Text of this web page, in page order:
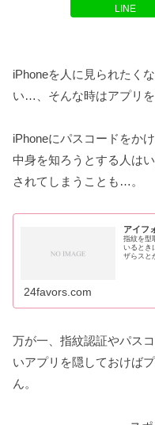
LINE
iPhoneを人に見られたく
い…、そんな時はアプリ
iPhoneにパスコードをか
中身を知ろうとする人は
されてしまうことも…。
アイフ
指紋を型
いるとき
ザらスと
24favors.com
万が一、指紋認証やパス
いアプリを隠しておけば
ん。